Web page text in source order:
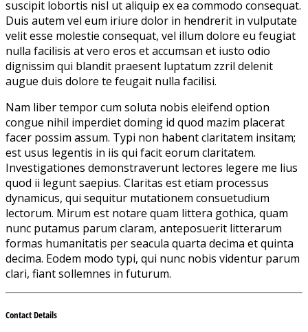
suscipit lobortis nisl ut aliquip ex ea commodo consequat.
Duis autem vel eum iriure dolor in hendrerit in vulputate
velit esse molestie consequat, vel illum dolore eu feugiat
nulla facilisis at vero eros et accumsan et iusto odio
dignissim qui blandit praesent luptatum zzril delenit
augue duis dolore te feugait nulla facilisi.
Nam liber tempor cum soluta nobis eleifend option
congue nihil imperdiet doming id quod mazim placerat
facer possim assum. Typi non habent claritatem insitam;
est usus legentis in iis qui facit eorum claritatem.
Investigationes demonstraverunt lectores legere me lius
quod ii legunt saepius. Claritas est etiam processus
dynamicus, qui sequitur mutationem consuetudium
lectorum. Mirum est notare quam littera gothica, quam
nunc putamus parum claram, anteposuerit litterarum
formas humanitatis per seacula quarta decima et quinta
decima. Eodem modo typi, qui nunc nobis videntur parum
clari, fiant sollemnes in futurum.
Contact Details